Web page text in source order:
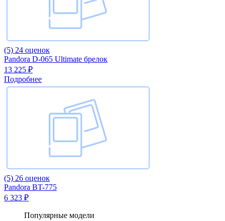
(5) 24 оценок
Pandora D-065 Ultimate брелок
13 225 ₽
Подробнее
(5) 26 оценок
Pandora BT-775
6 323 ₽
Популярные модели